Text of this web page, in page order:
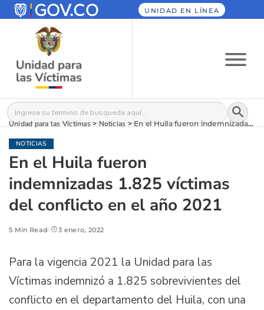
UNIDAD EN LÍNEA
Buscar: Botón
Unidad para las Víctimas>Noticias>En el Huila fueron indemnizadas 1.825 víctimas del conflicto en el año 2021
NOTICIAS
En el Huila fueron
indemnizadas 1.825 víctimas
del conflicto en el año 2021
5 Min Read 3 enero, 2022
Para la vigencia 2021 la Unidad para las
Víctimas indemnizó a 1.825 sobrevivientes del
conflicto en el departamento del Huila, con una